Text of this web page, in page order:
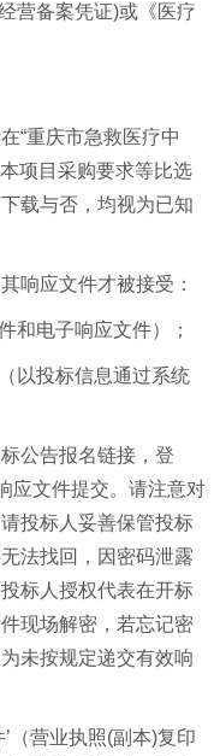
营备案凭证)或《医疗
“重庆市急救医疗中
项目采购要求等比选
载与否，均视为已知
响应文件才被接受：
和电子响应文件）；
以投标信息通过系统
公告报名链接，登
应文件提交。请注意对
投标人妥善保管投标
法找回，因密码泄露
标人授权代表在开标
现场解密，若忘记密
未按规定递交有效响
（营业执照(副本)复印